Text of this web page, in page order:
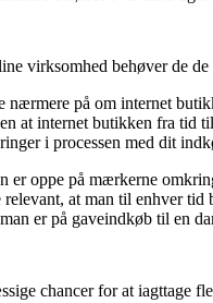
virksomhed behøver de
nærmere på om internet
at internet butikken fra tid
i processen med dit
er oppe på mærkerne
at man til enhver
er på gaveindkøb til en
chancer for at iagttage